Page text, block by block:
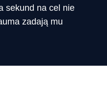
sekund na cel nie
zadają mu